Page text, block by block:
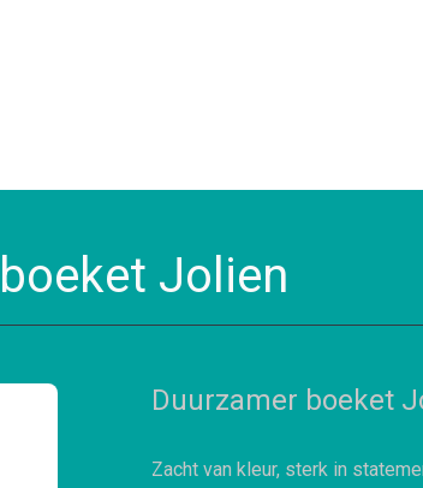
Jolien
Duurzamer boeket
Zacht van kleur, sterk in